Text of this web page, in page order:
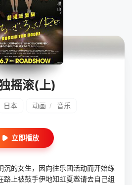
摇滚(上)
日本 动画 / 音乐
立即播放
沉的女生，因向往乐团活动而开始练
路上被鼓手伊地知虹夏邀请去自己组